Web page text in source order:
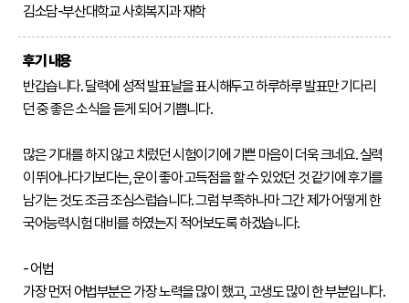
연혁
기관
소개
KBS
한
국
어
능
시
험
김소담-부산대학교 사회복지과 재학
후기 내용
반갑습니다. 달력에 성적 발표날을 표시해두고 하루하루 발표만 기다리
던 중 좋은 소식을 듣게 되어 기쁩니다.
많은 기대를 하지 않고 치렀던 시험이기에 기쁜 마음이 더욱 크네요. 실력
이 뛰어나다기보다는, 운이 좋아 고득점을 할 수 있었던 것 같기에 후기를
남기는 것도 조금 조심스럽습니다. 그럼 부족하나마 그간 제가 어떻게 한
국어능력시험 대비를 하였는지 적어보도록 하겠습니다.
- 어법
가장 먼저 어법부분은 가장 노력을 많이 했고, 고생도 많이 한 부분입니다.